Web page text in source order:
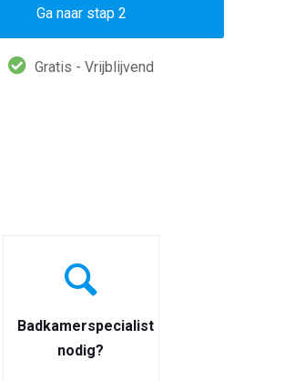
Ga naar stap 2
Gratis - Vrijblijvend
Badkamerspecialist
nodig?